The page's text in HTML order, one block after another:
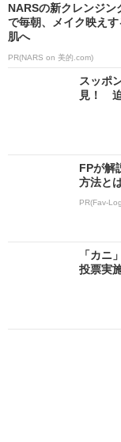
NARSの新クレンジン
で毎朝、メイク映え
肌へ
PR(NARS on 美的.com)
スッポ
見！
FPが解
方法と
PR(Fav-
「カニ
投票実